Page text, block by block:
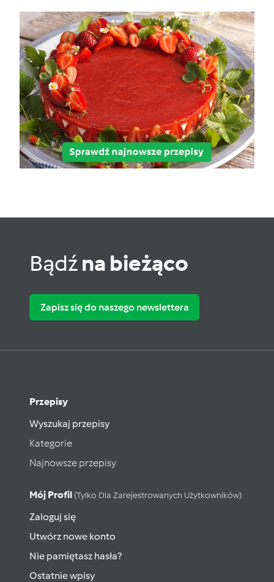
Bądźna bieżąco
Zapisz się do naszego newslettera
Przepisy
Wyszukaj przepisy
Kategorie
Najnowsze przepisy
Mój Profil (tylko Dla Zarejestrowanych Użytkowników)
Zaloguj się
Utwórz nowe konto
Nie pamiętasz hasła?
Ostatnie wpisy